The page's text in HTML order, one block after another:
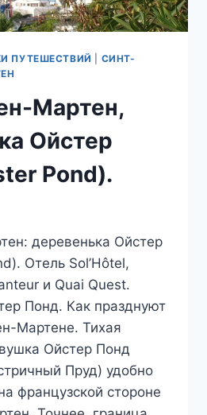
ПУТЕШЕСТВИЙ
СИНТ-
Мартен,
Ойстер
Pond).
деревенька Ойстер
Отель Sol’Hôtel,
и Quai Quest.
Понд. Как празднуют
Мартене. Тихая
Ойстер Понд
Пруд) удобно
французской стороне